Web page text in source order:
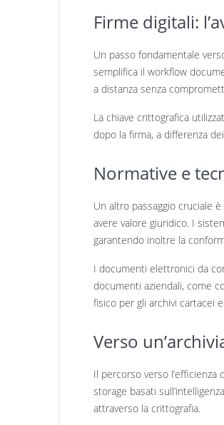
Firme digitali:
Un passo fondamentale
semplifica il workflow
a distanza senza
La chiave crittografica
dopo la firma, a differenza
Normative e
Un altro passaggio cruciale
avere valore giuridico. I
garantendo inoltre la
I documenti elettronici da
documenti aziendali, come
fisico per gli archivi cartacei
Verso
Il percorso verso l’efficienza
storage basati
attraverso la crittografia.